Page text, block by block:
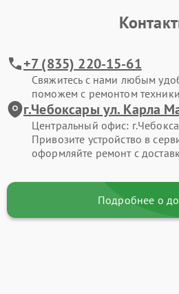
+7 (835) 220-15-61
Свяжитесь с нами любым
поможем с ремонтом
г.Чебоксары ул. Карла
Центральный офис:
Привозите устройство в
оформляйте ремонт с
Подробнее о